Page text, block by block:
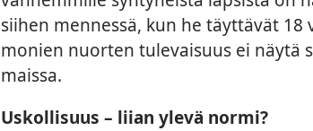
siihen mennessä, kun he täyttävät
monien nuorten tulevaisuus ei näytä
maissa.
Uskollisuus – liian ylevä normi?